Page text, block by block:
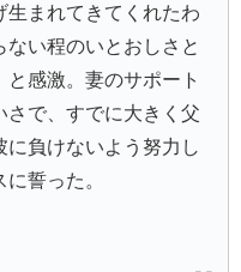
生まれてきてくれたわ
い程のいとおしさと
感激。妻のサポート
さで、すでに大きく父
負けないよう努力し
誓った。